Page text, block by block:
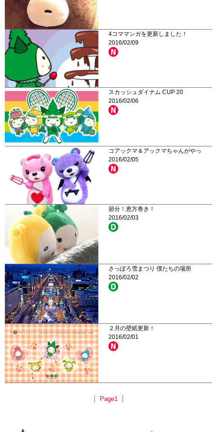
4コママンガを更新しました！
2016/02/09
スカッシュダイナム CUP 20
2016/02/06
コアックマ＆アックマちゃんがやっ
2016/02/05
節分！恵方巻き！
2016/02/03
さっぽろ雪まつり 僕たちの場所
2016/02/02
２月の壁紙更新！
2016/02/01
Page1